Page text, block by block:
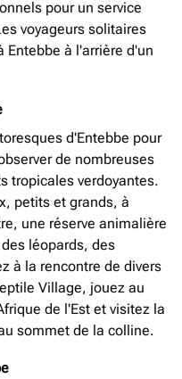
pour un service
voyageurs solitaires
Entebbe à l'arrière d'un
d'Entebbe pour
de nombreuses
tropicales verdoyantes.
petits et grands, à
une réserve animalière
léopards, des
à la rencontre de divers
Village, jouez au
de l'Est et visitez la
sommet de la colline.